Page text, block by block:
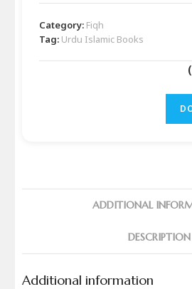
Category: Fiqh
Tag: Urdu Islamic Books
ADDITIONAL
DESCRIPTION
Additional information